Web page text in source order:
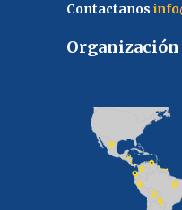
Contactanos